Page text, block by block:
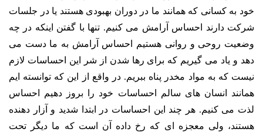
خود به کسانی که همانند ما در دوران بهبودی هستند یا در جلسات
شرکت دارند احساس آرامش می کنیم. تنها با گفتن اینکه در چه
وضعیت روحی و روانی هستیم احساس آرامش به ما دست می
دهد و یاد می گیریم که برای رها شدن از شر این احساسات لازم
نیست که به مواد مخدر پناه ببریم. در واقع از این که توانسته ایم
همانند انسان های سالم احساسات خود را بروز دهیم احساس
لذت می کنیم. هر چند این احساسات در ابتدا شدید و آزار دهنده
هستند، ولی معجزه ای که رخ داده آن است که ما دیگر تحت